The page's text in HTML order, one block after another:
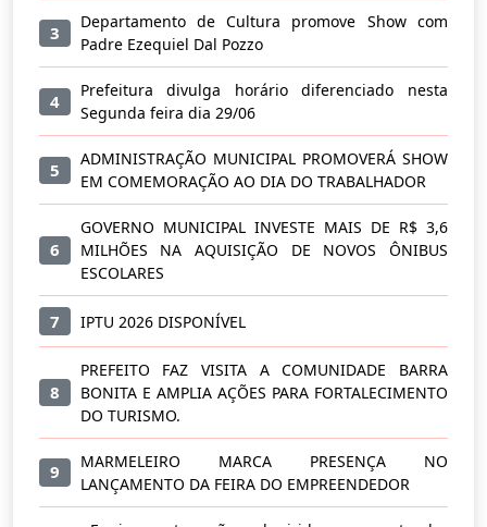
3
Departamento de Cultura promove Show com
Padre Ezequiel Dal Pozzo
4
Prefeitura divulga horário diferenciado nesta
Segunda feira dia 29/06
5
ADMINISTRAÇÃO MUNICIPAL PROMOVERÁ SHOW
EM COMEMORAÇÃO AO DIA DO TRABALHADOR
6
GOVERNO MUNICIPAL INVESTE MAIS DE R$ 3,6
MILHÕES NA AQUISIÇÃO DE NOVOS ÔNIBUS
ESCOLARES
7 IPTU 2026 DISPONÍVEL
8
PREFEITO FAZ VISITA A COMUNIDADE BARRA
BONITA E AMPLIA AÇÕES PARA FORTALECIMENTO
DO TURISMO.
9
MARMELEIRO MARCA PRESENÇA NO
LANÇAMENTO DA FEIRA DO EMPREENDEDOR